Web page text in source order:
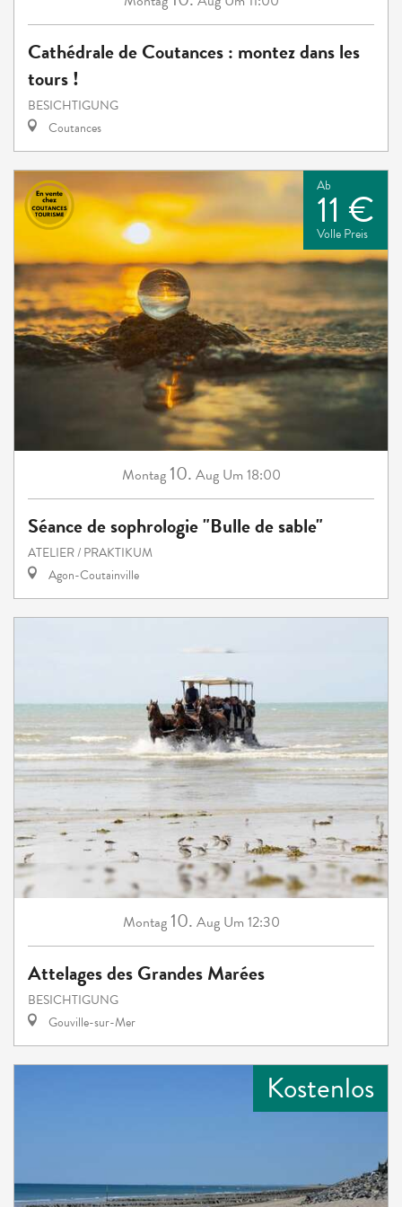
Cathédrale de Coutances : montez dans les
tours !
BESICHTIGUNG
Coutances
Ab
11 €
Volle Preis
Montag 10. Aug Um 18:00
Séance de sophrologie "Bulle de sable"
ATELIER / PRAKTIKUM
Agon-Coutainville
Montag 10. Aug Um 12:30
Attelages des Grandes Marées
BESICHTIGUNG
Gouville-sur-Mer
Kostenlos